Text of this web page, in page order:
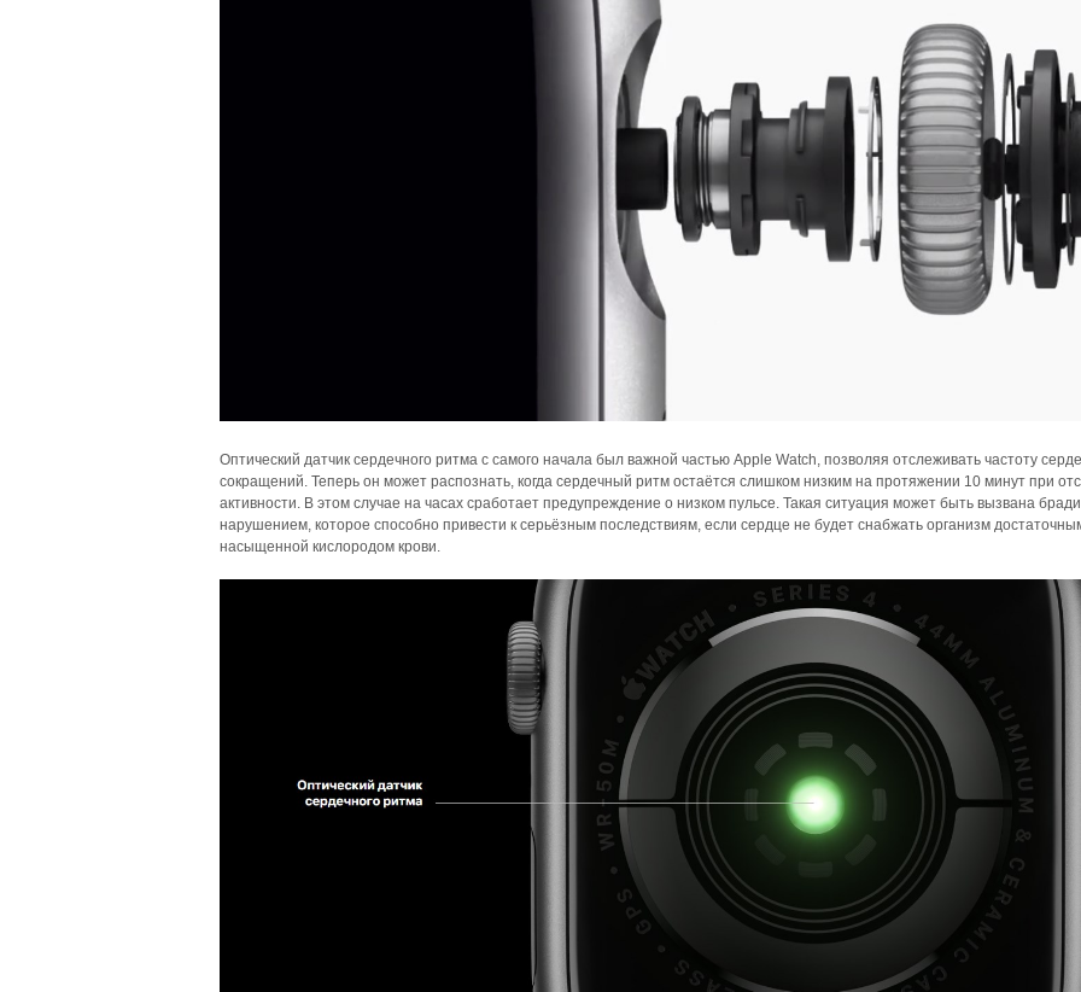
Оптический датчик сердечного ритма с самого начала был важной частью Apple Watch, позволяя отслеживать частоту
сокращений. Теперь он может распознать, когда сердечный ритм остаётся слишком низким на протяжении 10 минут при
активности. В этом случае на часах сработает предупреждение о низком пульсе. Такая ситуация может быть вызвана
нарушением, которое способно привести к серьёзным последствиям, если сердце не будет снабжать организм
насыщенной кислородом крови.